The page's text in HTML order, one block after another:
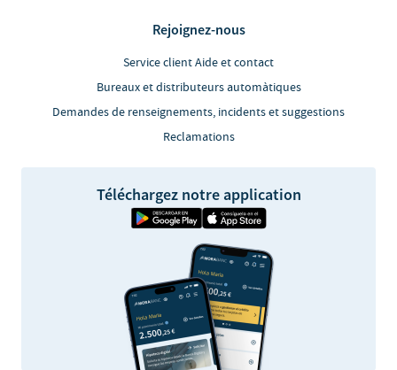
Rejoignez-nous
Service client Aide et contact
Bureaux et distributeurs automàtiques
Demandes de renseignements, incidents et suggestions
Reclamations
Téléchargez notre application